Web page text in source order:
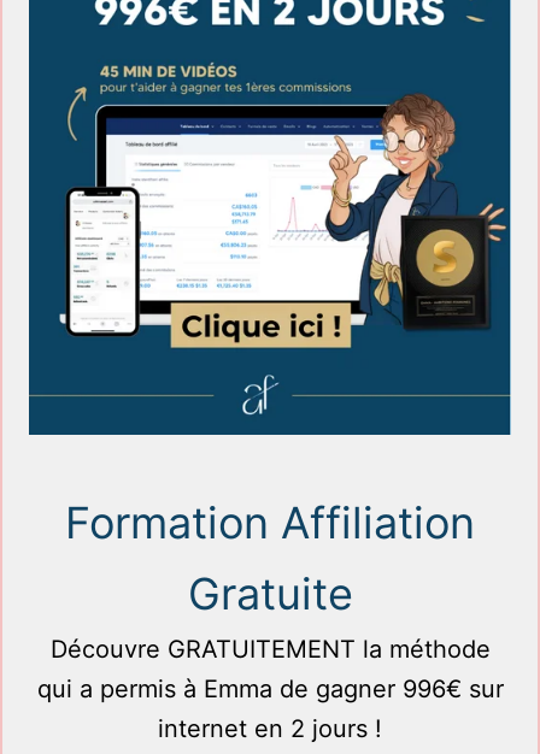
Formation Affiliation
Gratuite
Découvre GRATUITEMENT la méthode
qui a permis à Emma de gagner 996€ sur
internet en 2 jours !